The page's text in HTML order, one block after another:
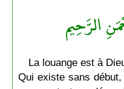
الرَّحِيم
La louange est à
Qui existe sans